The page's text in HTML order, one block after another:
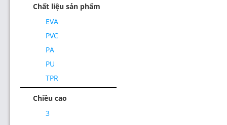
Chất liệu sản phẩm
EVA
PVC
PA
PU
TPR
Chiều cao
3